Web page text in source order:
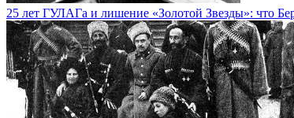
25 лет ГУЛАГа и лишение «Золотой Звезды»: что